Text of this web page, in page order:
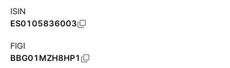
ISIN
ES0105836003
FIGI
BBG01MZH8HP1